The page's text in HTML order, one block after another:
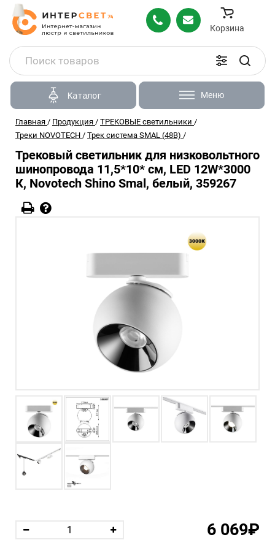
Корзина
Каталог Меню
Главная / Продукция / ТРЕКОВЫЕ светильники /
Треки NOVOTECH / Трек система SMAL (48В) /
Трековый светильник для низковольтного
шинопровода 11,5*10* см, LED 12W*3000
К, Novotech Shino Smal, белый, 359267
6 069₽